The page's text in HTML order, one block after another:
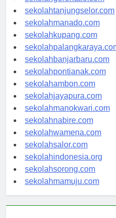
sekolahgorontalo.com
sekolahtanjungselor.com
sekolahmanado.com
sekolahkupang.com
sekolahpalangkaraya.com
sekolahbanjarbaru.com
sekolahpontianak.com
sekolahambon.com
sekolahjayapura.com
sekolahmanokwari.com
sekolahnabire.com
sekolahwamena.com
sekolahsalor.com
sekolahindonesia.org
sekolahsorong.com